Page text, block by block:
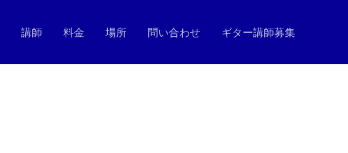
講師 料金 場所 問い合わせ ギター講師募集